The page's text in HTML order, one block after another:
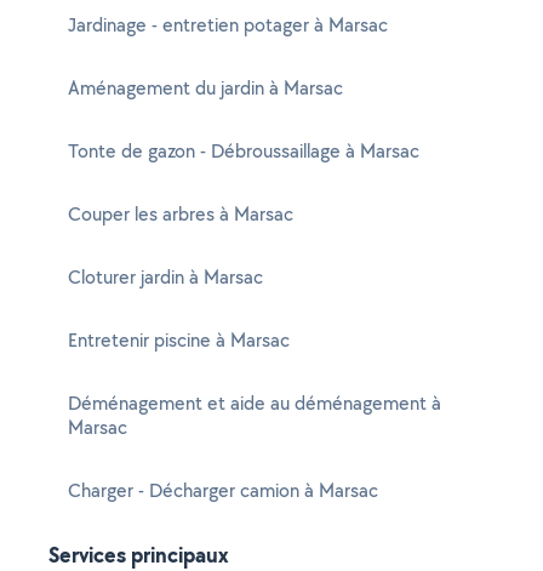
Jardinage - entretien potager à Marsac
Aménagement du jardin à Marsac
Tonte de gazon - Débroussaillage à Marsac
Couper les arbres à Marsac
Cloturer jardin à Marsac
Entretenir piscine à Marsac
Déménagement et aide au déménagement à
Marsac
Charger - Décharger camion à Marsac
Services principaux